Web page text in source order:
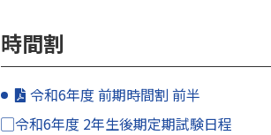
時間割
令和6年度 前期時間割 前半
▢令和6年度 2年生後期定期試験日程